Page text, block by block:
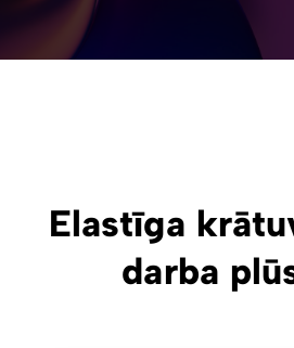
Elastīga
darba